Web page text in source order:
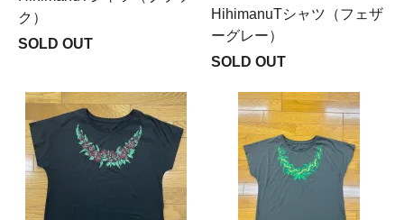
ク）
SOLD OUT
HihimanuTシャツ（フェザ
ーグレー）
SOLD OUT